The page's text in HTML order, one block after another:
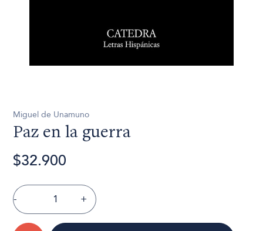
Miguel de Unamuno
Paz en la guerra
$32.900
- +